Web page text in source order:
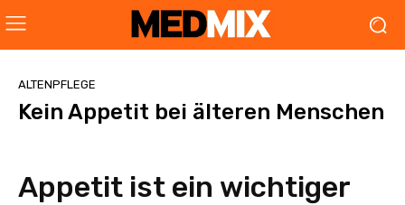
ALTENPFLEGE
Kein Appetit bei älteren Menschen
Appetit ist ein wichtiger